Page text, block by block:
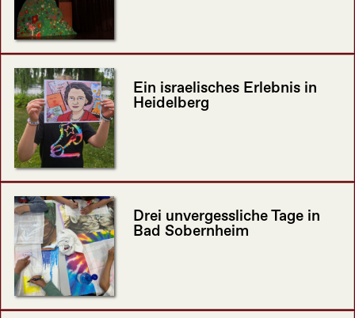
Ein israelisches Erlebnis in
Heidelberg
Drei unvergessliche Tage in
Bad Sobernheim